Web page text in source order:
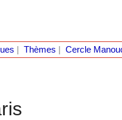
Thèmes Cercle